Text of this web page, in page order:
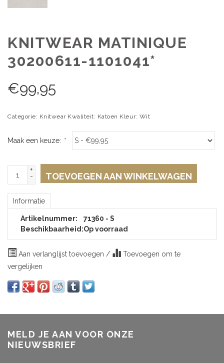
KNITWEAR MATINIQUE
30200611-1101041*
€99,95
Categorie: Knitwear Kwaliteit: Katoen Kleur: Wit
Maak een keuze: *
+
-
TOEVOEGEN AAN WINKELWAGEN
Informatie
Artikelnummer:
71360 - S
Beschikbaarheid:Op voorraad
Aan verlanglijst toevoegen /
Toevoegen om te
vergelijken
MELD JE AAN VOOR ONZE
NIEUWSBRIEF